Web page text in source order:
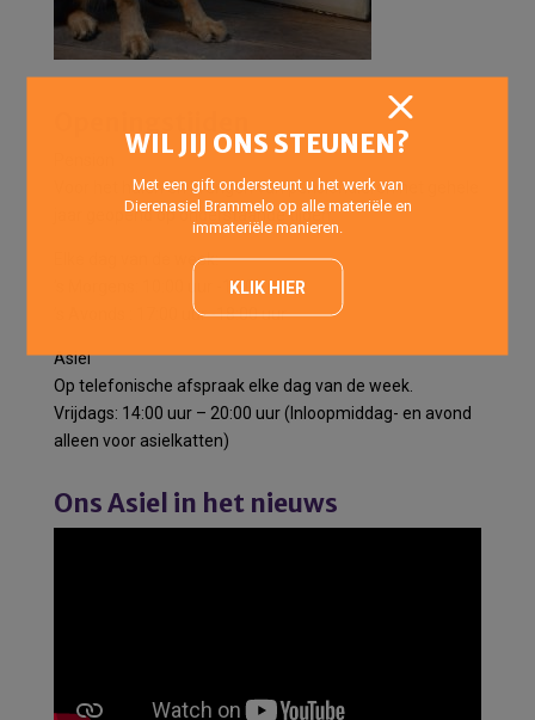
Voor het halen en brengen van pensiondieren het gehele
jaar geopend op onderstaande tijden:
Elke dag van de week:
’s Morgens: 10:00 uur -12:00 uur
’s Avonds : 17:00 uur -18:00 uur
Asiel
Op telefonische afspraak elke dag van de week.
Vrijdags: 14:00 uur – 20:00 uur (Inloopmiddag- en avond
alleen voor asielkatten)
Ons Asiel in het nieuws
WIL JIJ ONS STEUNEN?
Met een gift ondersteunt u het werk van
Dierenasiel Brammelo op alle materiële en
immateriële manieren.
KLIK HIER